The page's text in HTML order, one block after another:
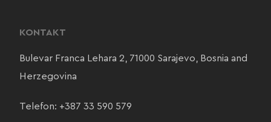
KONTAKT
Bulevar Franca Lehara 2, 71000 Sarajevo, Bosnia and
Herzegovina
Telefon: +387 33 590 579